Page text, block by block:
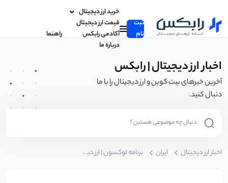
ثبت
نام
خرید ارز دیجیتال
قیمت ارز دیجیتال
آکادمی رابکس
راهنما
درباره ما
اخبار ارز دیجیتال | رابکس
آخرین خبرهای بیت کوین و ارز دیجیتال را با ما
دنبال کنید.
اخبار ارز دیجیتال ایران برنامه لوکسون | ارز دیجیتال لوکسون Laxsson کلاهبرداری است؟